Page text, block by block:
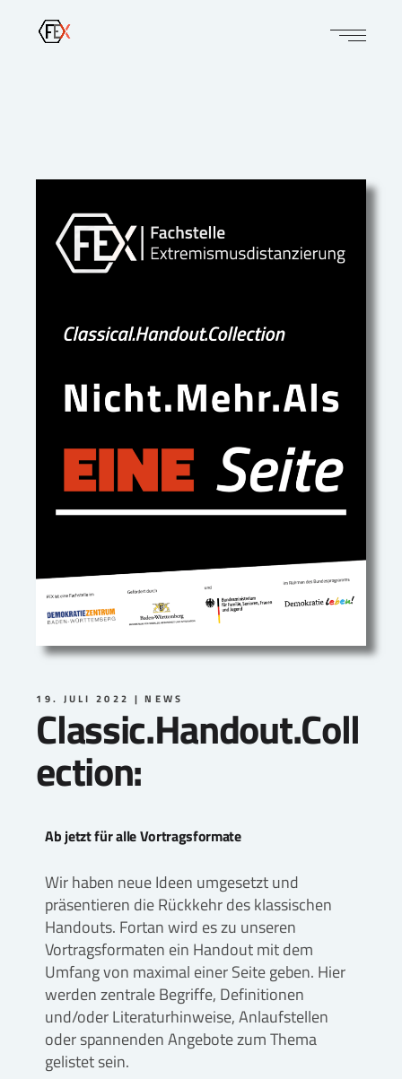
19. JULI 2022 NEWS
Classic.Handout.Coll
ection:
Ab jetzt für alle Vortragsformate
Wir haben neue Ideen umgesetzt und
präsentieren die Rückkehr des klassischen
Handouts. Fortan wird es zu unseren
Vortragsformaten ein Handout mit dem
Umfang von maximal einer Seite geben. Hier
werden zentrale Begriffe, Definitionen
und/oder Literaturhinweise, Anlaufstellen
oder spannenden Angebote zum Thema
gelistet sein.